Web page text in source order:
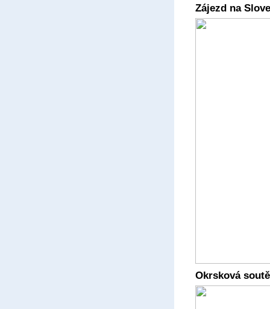
Zájezd na
Okrsková